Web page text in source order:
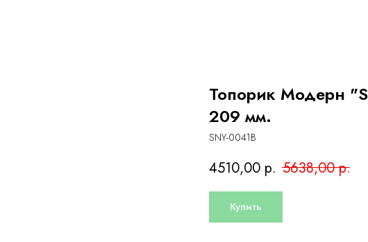
Топорик Модерн
209 мм.
SNY-0041B
4510,00 р. 5638,00 р.
Купить